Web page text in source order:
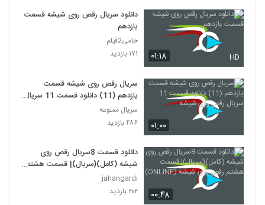
۰۱:۱۸ HD
دانلود سریال رقص روی شیشه قسمت
یازدهم
حامی2فیلم
۱۷۱ بازدید
۰۱:۰۰
سریال رقص روی شیشه قسمت
یازدهم (11) دانلود قسمت 11 سریال
رقص روی شیشه
سریال ممنوعه
۴۸۶ بازدید
۰۰:۴۸
دانلود قسمت 8سریال رقص روی
شیشه (کامل)(سریال)| قسمت هشتم
رقص روی شیشه (ONLINE)
jahangardi
۲۰۲ بازدید